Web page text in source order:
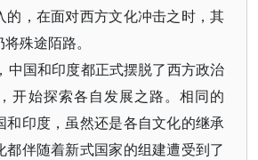
的，在面对西方文化冲击之时，其
殊途陌路。
国和印度都正式摆脱了西方政治
开始探索各自发展之路。相同的
和印度，虽然还是各自文化的继承
都伴随着新式国家的组建遭受到了